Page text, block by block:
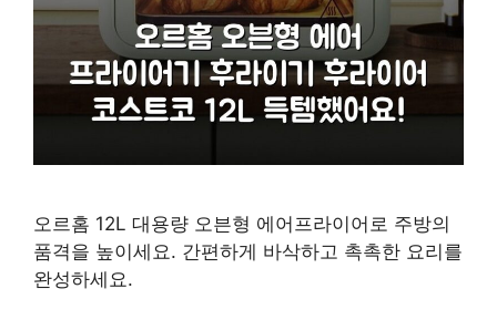
오르홈 12L 대용량 오븐형 에어프라이어로 주방의
품격을 높이세요. 간편하게 바삭하고 촉촉한 요리를
완성하세요.